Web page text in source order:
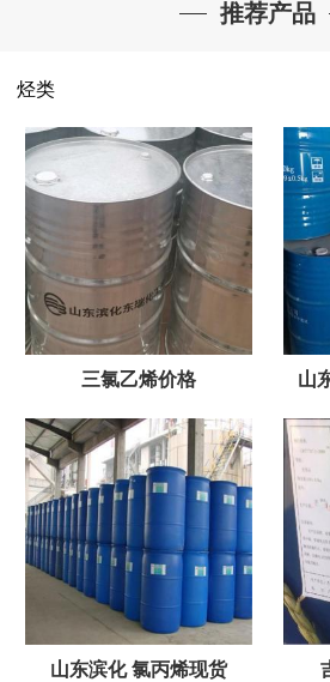
推荐产品
烃类
三氯乙烯价格 山
山东滨化 氯丙烯现货